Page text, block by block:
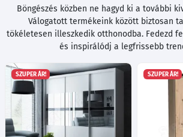
Böngészés közben ne hagyd ki a további
Válogatott termékeink között biztosan
tökéletesen illeszkedik otthonodba. Fedezd
és inspirálódj a legfrissebb
SZUPER ÁR! SZUPER ÁR!